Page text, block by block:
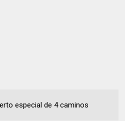
especial de 4 caminos